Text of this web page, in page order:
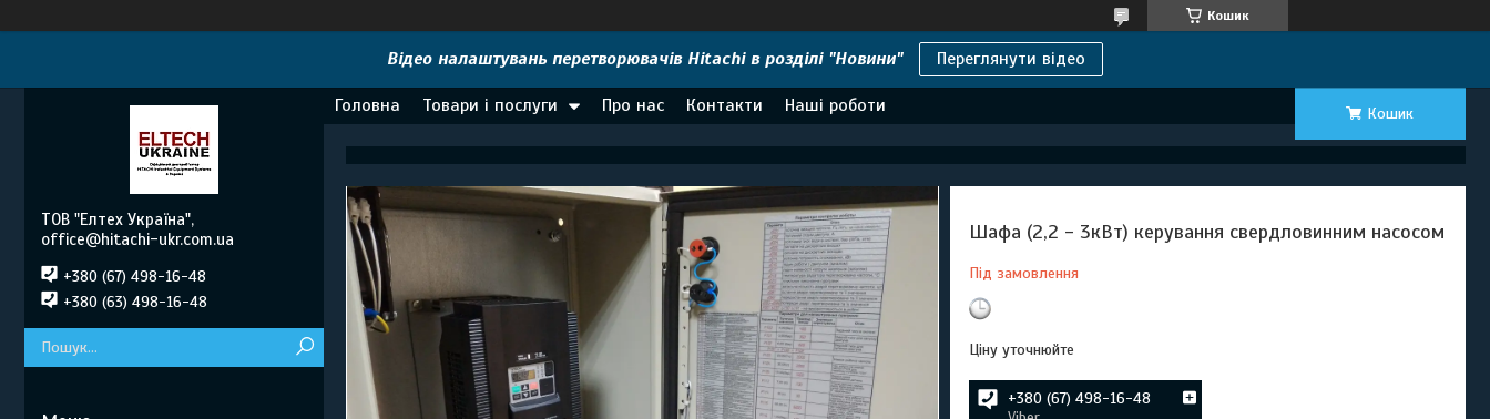
Кошик
Відео налаштувань перетворювачів Hitachi в розділі "Новини" Переглянути відео
Головна Товари і послуги Про нас Контакти Наші роботи Кошик
Шафа (2,2 - 3кВт) керування свердловинним насосом
Під замовлення
Ціну уточнюйте
+380 (67) 498-16-48
ТОВ "Елтех Україна",
office@hitachi-ukr.com.ua
+380 (67) 498-16-48
+380 (63) 498-16-48